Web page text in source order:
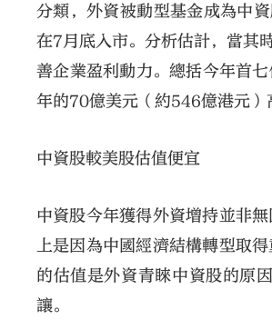
分類，外資被動型基金成為中
在7月底入市。分析估計，當其
善企業盈利動力。總括今年首
年的70億美元（約546億港元）
中資股較美股估值便宜
中資股今年獲得外資增持並非
上是因為中國經濟結構轉型取
的估值是外資青睞中資股的原
讓。